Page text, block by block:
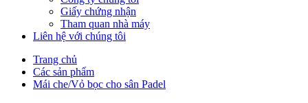
Giấy chứng nhận
Tham quan nhà máy
Liên hệ với chúng tôi
Trang chủ
Các sản phẩm
Mái che/Vỏ bọc cho sân Padel